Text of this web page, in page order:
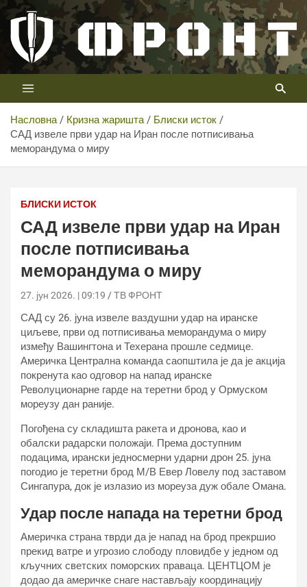
Скип
цонтент
Телевизија ФРОНТ
Први војни канал у Србији
Насловна Кризна жаришта
Блиски исток
САД извеле први удар на Иран после потписивања
меморандума о миру
БЛИСКИ ИСТОК
САД извеле први удар на Иран
после потписивања
меморандума о миру
27. јун 2026. | 09:19 ТВ ФРОНТ
САД су 26. јуна извеле ваздушни удар на иранске
циљеве, први од потписивања меморандума о миру
између Вашингтона и Техерана прошле седмице.
Америчка Централна команда саопштила је да је акција
покренута као одговор на напад иранске
Револуционарне гарде на теретни брод у Ормуском
мореузу дан раније.
Погођена су складишта ракета и дронова, као и
обалски радарски положаји. Према доступним
подацима, ирански једносмерни ударни дрон 25. јуна
погодио је теретни брод М/В Евер Ловелy под заставом
Сингапура, док је излазио из мореуза дуж обале Омана.
Удар после напада на теретни брод
Америчка страна тврди да је напад на брод прекршио
прекид ватре и угрозио слободу пловидбе у једном од
кључних светских поморских праваца. ЦЕНТЦОМ је
додао да америчке снаге настављају координацију